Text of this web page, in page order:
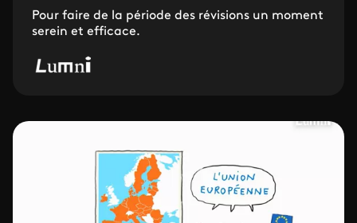
Pour faire de la période des révisions un moment
serein et efficace.